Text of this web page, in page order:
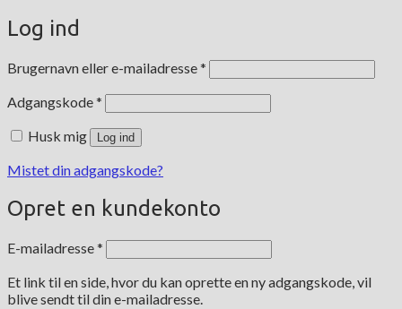
Log ind
Brugernavn eller e-mailadresse*
Adgangskode*
Husk mig Log ind
Mistet din adgangskode?
Opret en kundekonto
E-mailadresse*
Et link til en side, hvor du kan oprette en ny adgangskode, vil
blive sendt til din e-mailadresse.